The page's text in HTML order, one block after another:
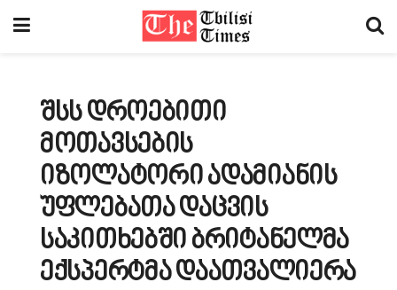
შსს დროებითი
მოთავსების
იზოლატორი ადამიანის
უფლებათა დაცვის
საკითხებში ბრიტანელმა
ექსპერტმა დაათვალიერა